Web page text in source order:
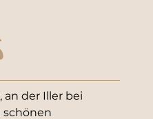
an der Iller bei
schönen